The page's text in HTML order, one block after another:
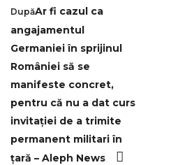
DupăAr fi cazul ca
angajamentul
Germaniei în sprijinul
României să se
manifeste concret,
pentru că nu a dat curs
invitaţiei de a trimite
permanent militari în
ţară – Aleph News